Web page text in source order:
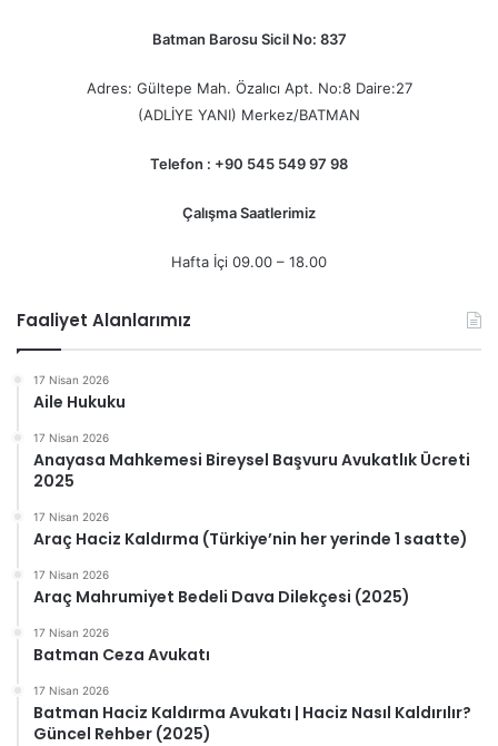
Batman Barosu Sicil No: 837
Adres: Gültepe Mah. Özalıcı Apt. No:8 Daire:27
(ADLİYE YANI) Merkez/BATMAN
Telefon : +90 545 549 97 98
Çalışma Saatlerimiz
Hafta İçi 09.00 – 18.00
Faaliyet Alanlarımız
17 Nisan 2026
Aile Hukuku
17 Nisan 2026
Anayasa Mahkemesi Bireysel Başvuru Avukatlık Ücreti
2025
17 Nisan 2026
Araç Haciz Kaldırma (Türkiye’nin her yerinde 1 saatte)
17 Nisan 2026
Araç Mahrumiyet Bedeli Dava Dilekçesi (2025)
17 Nisan 2026
Batman Ceza Avukatı
17 Nisan 2026
Batman Haciz Kaldırma Avukatı | Haciz Nasıl Kaldırılır?
Güncel Rehber (2025)